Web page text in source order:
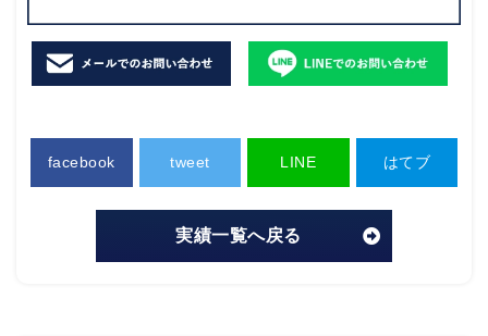
facebook tweet LINE はてブ
実績一覧へ戻る